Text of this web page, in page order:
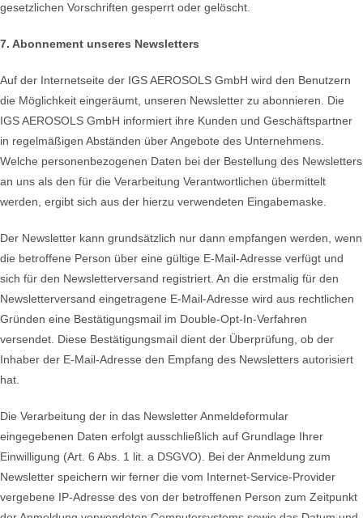
gesetzlichen Vorschriften gesperrt oder gelöscht.
7. Abonnement unseres Newsletters
Auf der Internetseite der IGS AEROSOLS GmbH wird den Benutzern
die Möglichkeit eingeräumt, unseren Newsletter zu abonnieren. Die
IGS AEROSOLS GmbH informiert ihre Kunden und Geschäftspartner
in regelmäßigen Abständen über Angebote des Unternehmens.
Welche personenbezogenen Daten bei der Bestellung des Newsletters
an uns als den für die Verarbeitung Verantwortlichen übermittelt
werden, ergibt sich aus der hierzu verwendeten Eingabemaske.
Der Newsletter kann grundsätzlich nur dann empfangen werden, wenn
die betroffene Person über eine gültige E-Mail-Adresse verfügt und
sich für den Newsletterversand registriert. An die erstmalig für den
Newsletterversand eingetragene E-Mail-Adresse wird aus rechtlichen
Gründen eine Bestätigungsmail im Double-Opt-In-Verfahren
versendet. Diese Bestätigungsmail dient der Überprüfung, ob der
Inhaber der E-Mail-Adresse den Empfang des Newsletters autorisiert
hat.
Die Verarbeitung der in das Newsletter Anmeldeformular
eingegebenen Daten erfolgt ausschließlich auf Grundlage Ihrer
Einwilligung (Art. 6 Abs. 1 lit. a DSGVO). Bei der Anmeldung zum
Newsletter speichern wir ferner die vom Internet-Service-Provider
vergebene IP-Adresse des von der betroffenen Person zum Zeitpunkt